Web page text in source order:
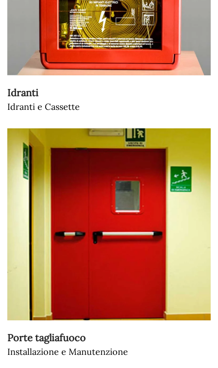
Idranti
Idranti e Cassette
Porte tagliafuoco
Installazione e Manutenzione